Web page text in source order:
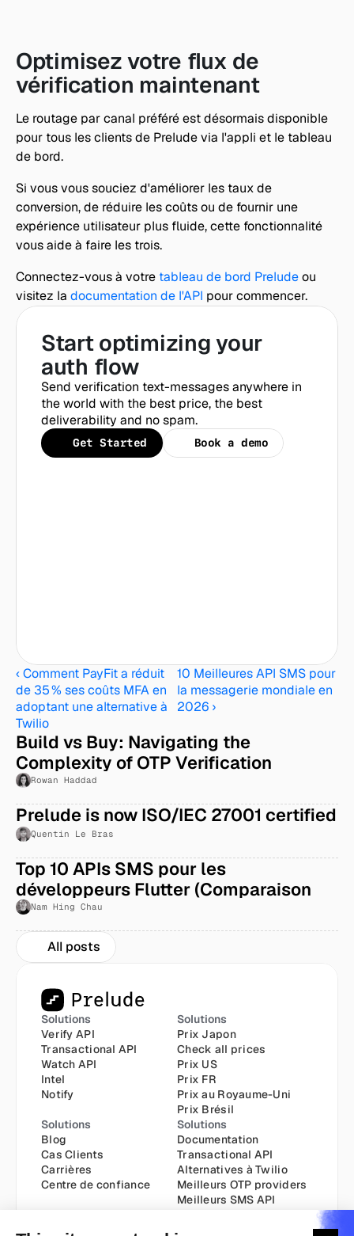
Optimisez votre flux de
vérification maintenant
Le routage par canal préféré est désormais disponible
pour tous les clients de Prelude via l'appli et le tableau
de bord.
Si vous vous souciez d'améliorer les taux de
conversion, de réduire les coûts ou de fournir une
expérience utilisateur plus fluide, cette fonctionnalité
vous aide à faire les trois.
Connectez-vous à votre tableau de bord Prelude ou
visitez la documentation de l'API pour commencer.
Start optimizing your
auth flow
Send verification text-messages anywhere in
the world with the best price, the best
deliverability and no spam.
Get Started Book a demo
‹ Comment PayFit a réduit
de 35 % ses coûts MFA en
adoptant une alternative à
Twilio
10 Meilleures API SMS pour
la messagerie mondiale en
2026 ›
Build vs Buy: Navigating the
Complexity of OTP Verification
Rowan Haddad
Prelude is now ISO/IEC 27001 certified
Quentin Le Bras
Top 10 APIs SMS pour les
développeurs Flutter (Comparaison
2026)
Nam Hing Chau
All posts
Solutions
Verify API
Transactional API
Watch API
Intel
Notify
Solutions
Prix Japon
Check all prices
Prix US
Prix FR
Prix au Royaume-Uni
Prix Brésil
Solutions
Blog
Cas Clients
Carrières
Centre de confiance
Solutions
Documentation
Transactional API
Alternatives à Twilio
Meilleurs OTP providers
Meilleurs SMS API
Transactional API